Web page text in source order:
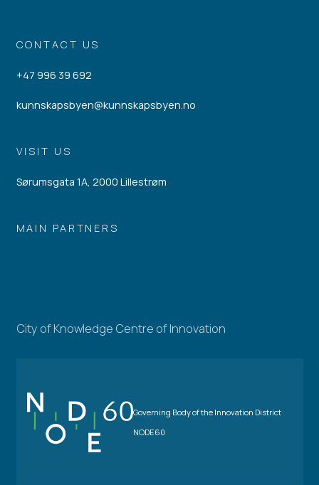
CONTACT US
+47 996 39 692
kunnskapsbyen@kunnskapsbyen.no
VISIT US
Sørumsgata 1A, 2000 Lillestrøm
MAIN PARTNERS
City of Knowledge Centre of Innovation
Governing Body of the Innovation District
NODE60